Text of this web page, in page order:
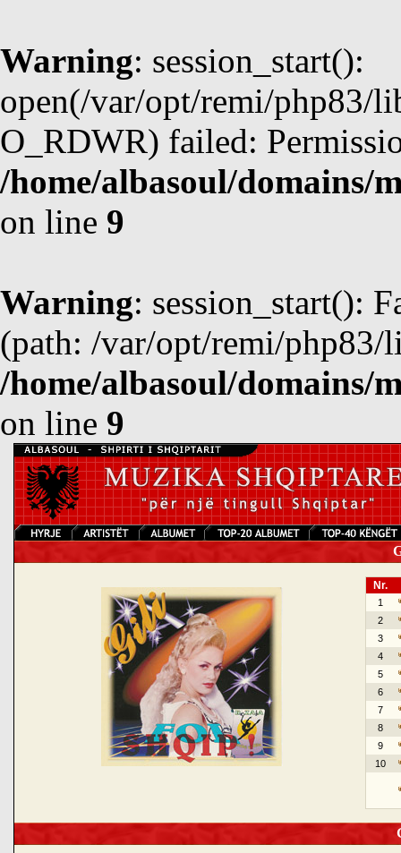
Warning: session_start():
open(/var/opt/remi/php83/
O_RDWR) failed:
/home/albasoul/domains/
on line 9
Warning: session_start():
(path: /var/opt/remi/php83/
/home/albasoul/domains/
on line 9
Nr.
1
2
3
4
5
6
7
8
9
10